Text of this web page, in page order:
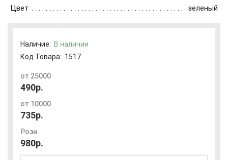
Цвет
зеленый
Наличие: В наличии
Код Товара: 1517
от 25000
490р.
от 10000
735р.
Розн
980р.